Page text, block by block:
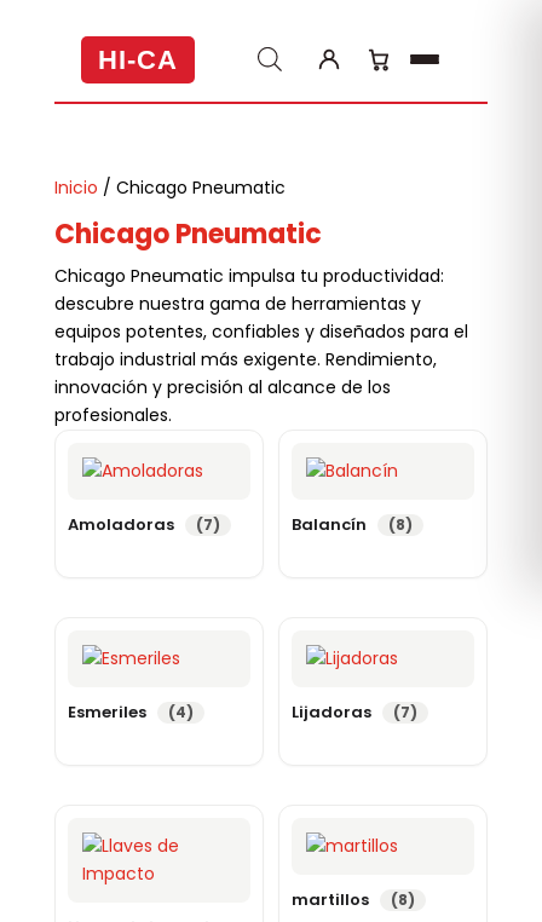
HI-CA
Inicio / Chicago Pneumatic
Chicago Pneumatic
Chicago Pneumatic impulsa tu productividad:
descubre nuestra gama de herramientas y
equipos potentes, confiables y diseñados para el
trabajo industrial más exigente. Rendimiento,
innovación y precisión al alcance de los
profesionales.
Amoladoras (7) Balancín (8)
Esmeriles (4) Lijadoras (7)
martillos (8)